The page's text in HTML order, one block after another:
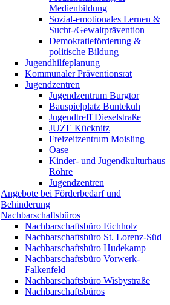
Medienbildung
Sozial-emotionales Lernen &
Sucht-/Gewaltprävention
Demokratieförderung &
politische Bildung
Jugendhilfeplanung
Kommunaler Präventionsrat
Jugendzentren
Jugendzentrum Burgtor
Bauspielplatz Buntekuh
Jugendtreff Dieselstraße
JUZE Kücknitz
Freizeitzentrum Moisling
Oase
Kinder- und Jugendkulturhaus
Röhre
Jugendzentren
Angebote bei Förderbedarf und
Behinderung
Nachbarschaftsbüros
Nachbarschaftsbüro Eichholz
Nachbarschaftsbüro St. Lorenz-Süd
Nachbarschaftsbüro Hudekamp
Nachbarschaftsbüro Vorwerk-
Falkenfeld
Nachbarschaftsbüro Wisbystraße
Nachbarschaftsbüros